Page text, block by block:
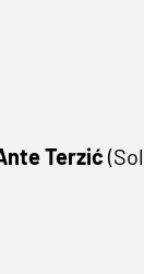
Terzić